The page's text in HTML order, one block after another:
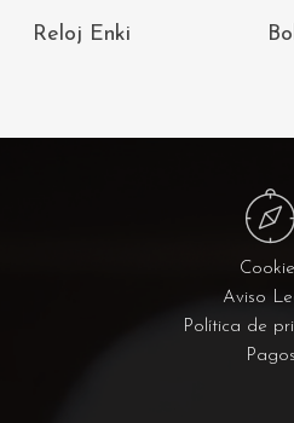
AÑADIR AL
Reloj Enki
Aviso
Política de
Pagos